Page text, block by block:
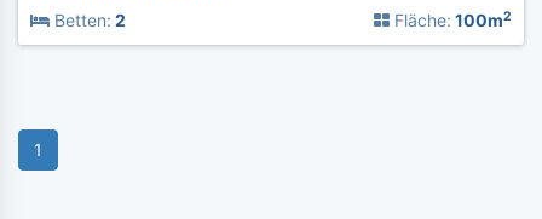
Betten: 2 Fläche: 100m2
1